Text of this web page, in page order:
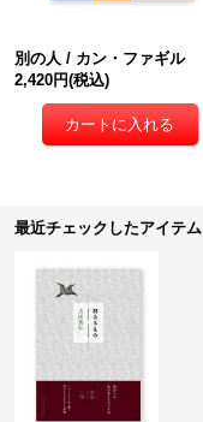
別の人 / カン・ファギル
2,420円(税込)
最近チェックしたアイテム